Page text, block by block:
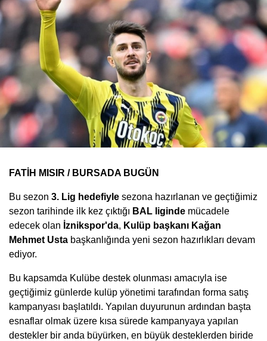
FATİH MISIR / BURSADA BUGÜN
Bu sezon 3. Lig hedefiyle sezona hazırlanan ve geçtiğimiz
sezon tarihinde ilk kez çıktığı BAL liginde mücadele
edecek olan İznikspor'da, Kulüp başkanı Kağan
Mehmet Usta başkanlığında yeni sezon hazırlıkları devam
ediyor.
Bu kapsamda Kulübe destek olunması amacıyla ise
geçtiğimiz günlerde kulüp yönetimi tarafından forma satış
kampanyası başlatıldı. Yapılan duyurunun ardından başta
esnaflar olmak üzere kısa sürede kampanyaya yapılan
destekler bir anda büyürken, en büyük desteklerden biride